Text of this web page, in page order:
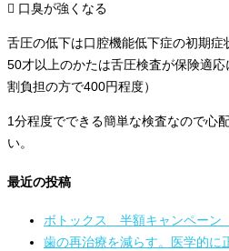
 口臭が強くなる
舌圧の低下は口腔機能低下症の初期症
50才以上のかたは舌圧検査が保険適
割負担の方で400円程度）
1分程度でできる簡単な検査なので心
い。
最近の投稿
ボトックス 半額キャンペー
歯の再治療を減らす。医学的に